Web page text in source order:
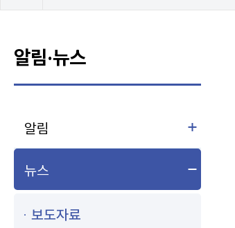
로
알림·뉴스
알림
뉴스
보도자료